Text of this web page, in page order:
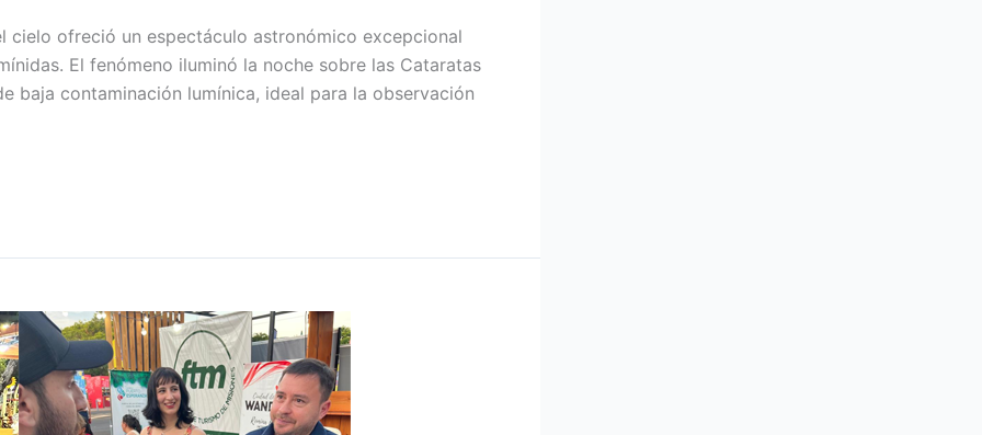
cielo ofreció un espectáculo astronómico excepcional
El fenómeno iluminó la noche sobre las Cataratas
baja contaminación lumínica, ideal para la observación